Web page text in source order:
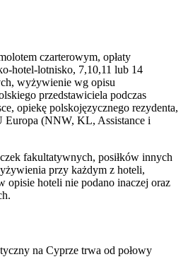
czarterowym, opłaty
hotel-lotnisko, 7,10,11 lub 14
wyżywienie wg opisu
przedstawiciela podczas
opiekę polskojęzycznego rezydenta,
Europa (NNW, KL, Assistance i
fakultatywnych, posiłków innych
przy każdym z hoteli,
opisie hoteli nie podano inaczej oraz
na Cyprze trwa od połowy